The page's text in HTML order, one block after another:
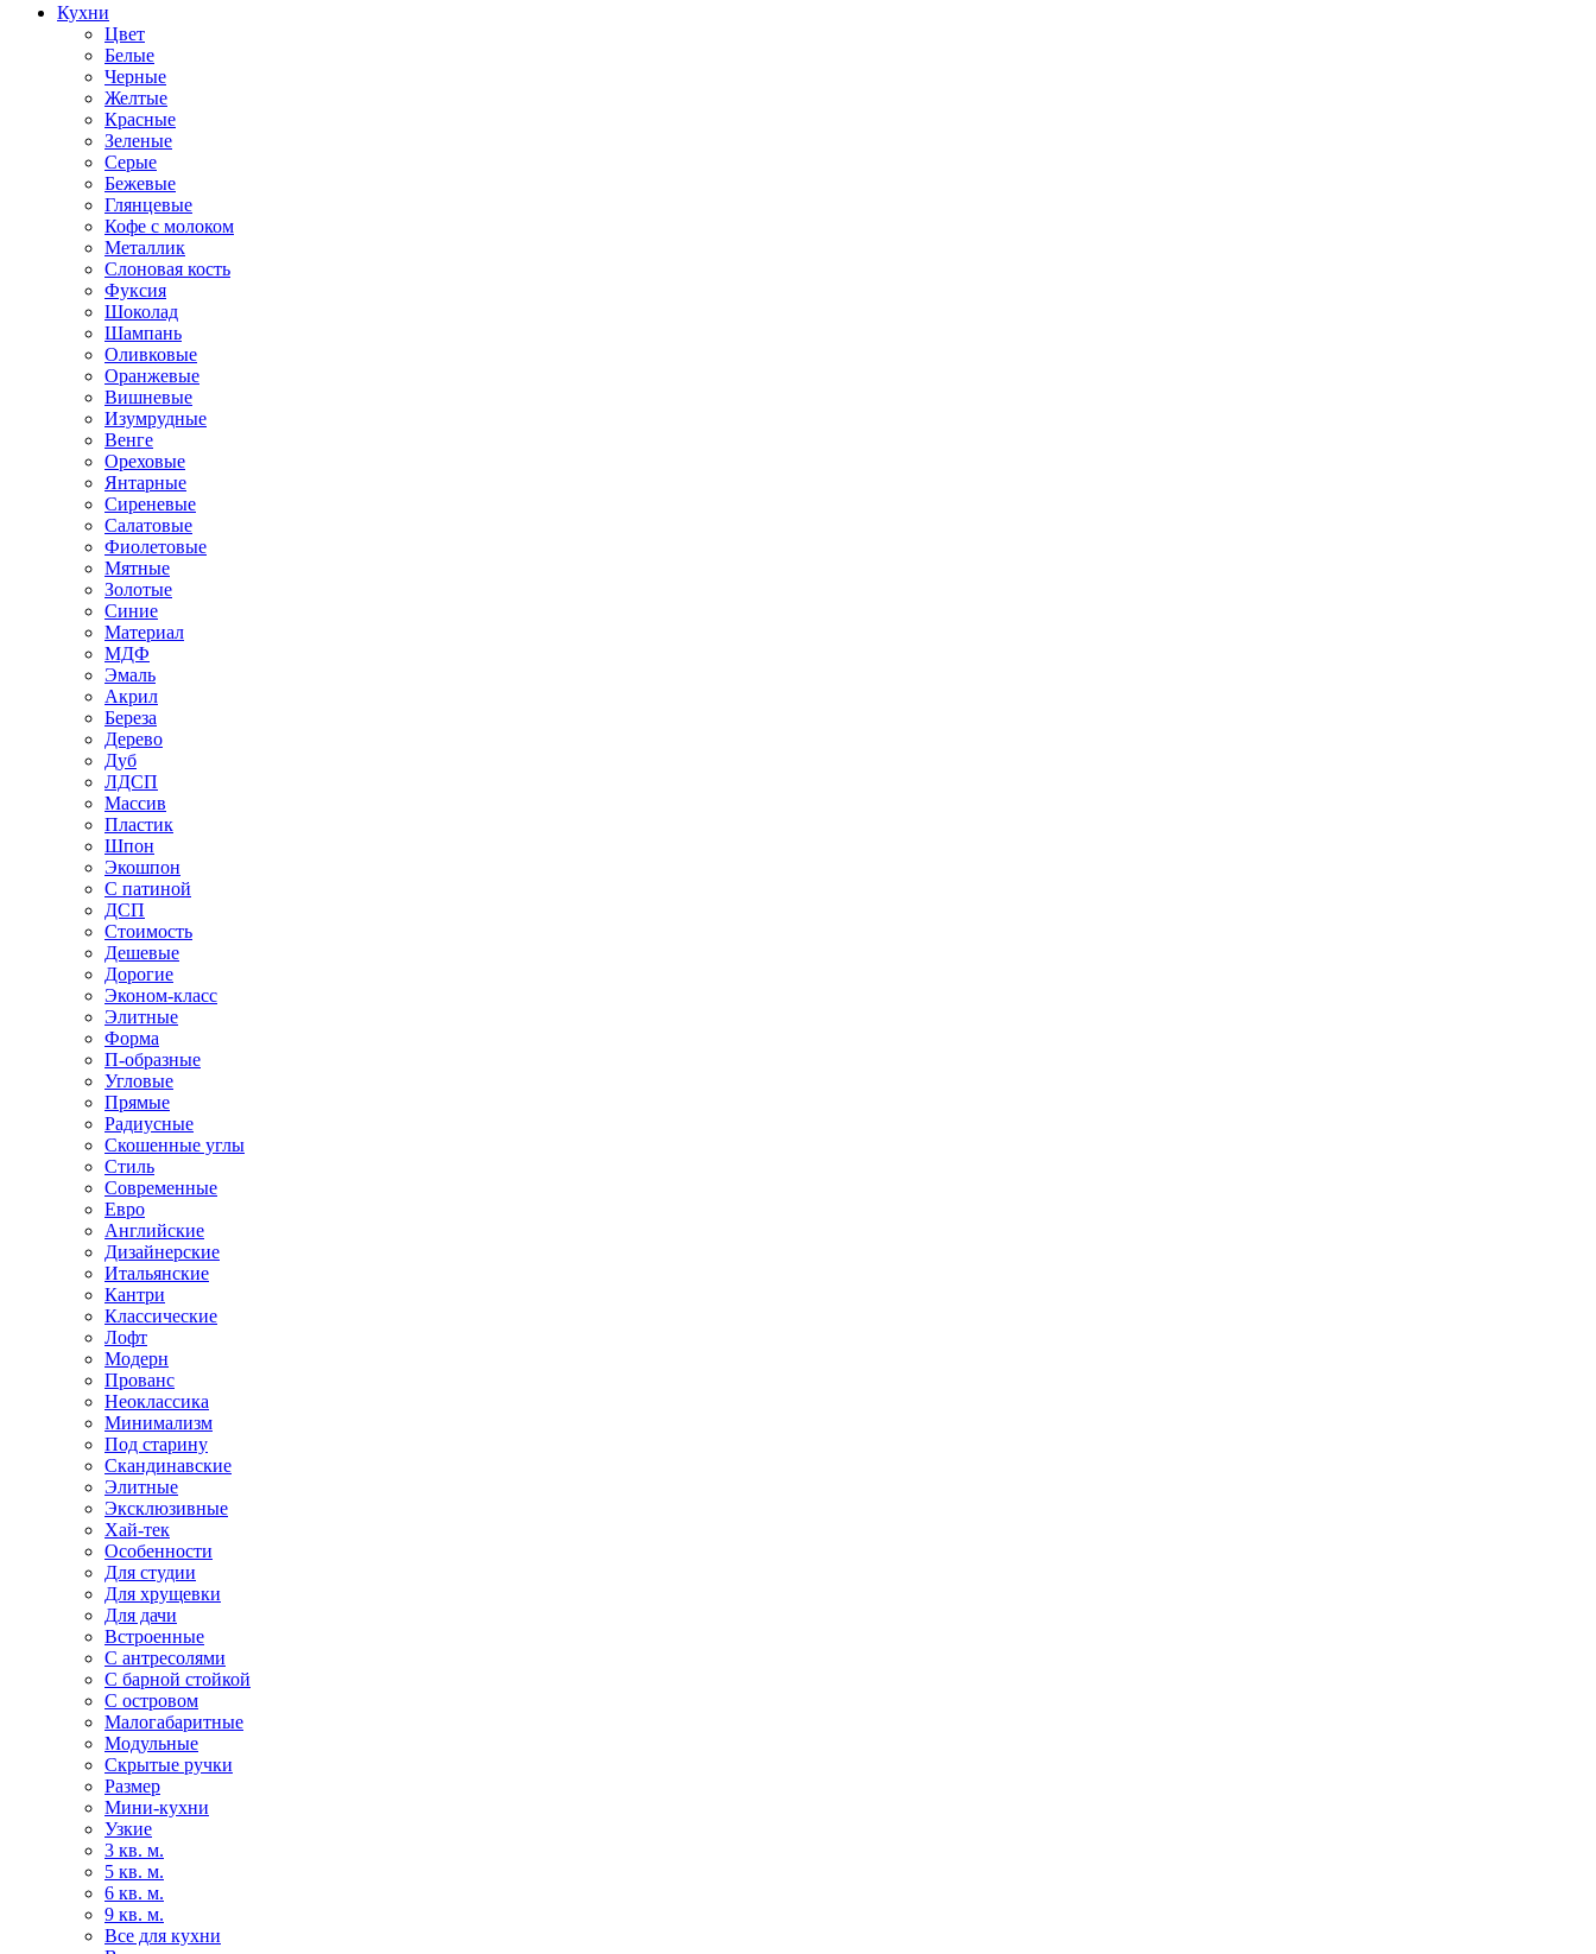
Кухни
Цвет
Белые
Черные
Желтые
Красные
Зеленые
Серые
Бежевые
Глянцевые
Кофе с молоком
Металлик
Слоновая кость
Фуксия
Шоколад
Шампань
Оливковые
Оранжевые
Вишневые
Изумрудные
Венге
Ореховые
Янтарные
Сиреневые
Салатовые
Фиолетовые
Мятные
Золотые
Синие
Материал
МДФ
Эмаль
Акрил
Береза
Дерево
Дуб
ЛДСП
Массив
Пластик
Шпон
Экошпон
С патиной
ДСП
Стоимость
Дешевые
Дорогие
Эконом-класс
Элитные
Форма
П-образные
Угловые
Прямые
Радиусные
Скошенные углы
Стиль
Современные
Евро
Английские
Дизайнерские
Итальянские
Кантри
Классические
Лофт
Модерн
Прованс
Неоклассика
Минимализм
Под старину
Скандинавские
Элитные
Эксклюзивные
Хай-тек
Особенности
Для студии
Для хрущевки
Для дачи
Встроенные
С антресолями
С барной стойкой
С островом
Малогабаритные
Модульные
Скрытые ручки
Размер
Мини-кухни
Узкие
3 кв. м.
5 кв. м.
6 кв. м.
9 кв. м.
Все для кухни